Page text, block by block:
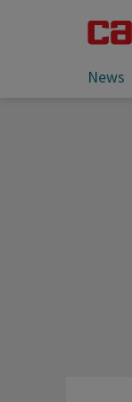
News
Sie lesen: